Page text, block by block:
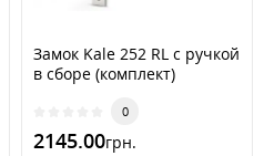
Замок Kale 252 RL с ручкой
в сборе (комплект)
0
2145.00грн.